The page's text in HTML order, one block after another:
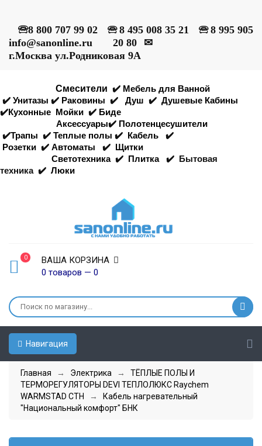
🕾8 800 707 99 02 🕾 8 495 008 35 21 🕾 8 995 905
20 80
✉
info@sanonline.ru
г.Москва ул.Родниковая 9А
Смесители ✔️ Мебель для Ванной
✔️ Унитазы ✔️ Раковины ✔️ Душ ✔️ Душевые Кабины
✔️Кухонные Мойки ✔️ Биде
Аксессуары✔️ Полотенцесушители
✔️Трапы ✔️ Теплые полы ✔️ Кабель
✔️
Розетки ✔️ Автоматы ✔️ Щитки
Светотехника ✔️ Плитка ✔️ Бытовая
техника ✔️ Люки
0
ВАША КОРЗИНА
0 товаров — 0
Навигация
Главная → Электрика → ТЁПЛЫЕ ПОЛЫ И
ТЕРМОРЕГУЛЯТОРЫ DEVI ТЕПЛОЛЮКС Raychem
WARMSTAD СТН
→
Кабель нагревательный
"Национальный комфорт" БНК